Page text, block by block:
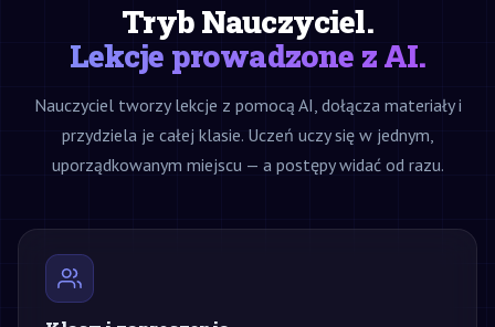
Tryb Nauczyciel.
Lekcje prowadzone z AI.
Nauczyciel tworzy lekcje z pomocą AI, dołącza materiały i
przydziela je całej klasie. Uczeń uczy się w jednym,
uporządkowanym miejscu — a postępy widać od razu.